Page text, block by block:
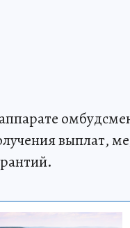
выплат,